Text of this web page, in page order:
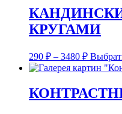
КРУГАМИ
290 ₽ – 3480 ₽